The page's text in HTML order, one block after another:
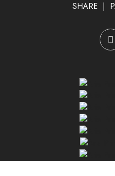
SHARE |